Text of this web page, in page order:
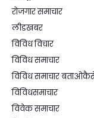
रोजगार समाचार
लीडखबर
विविध विचार
विविध समाचार
विविध समाचार
विविधसमाचार
विवेक समाचार